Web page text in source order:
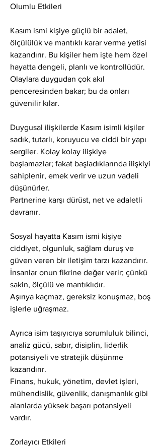
Olumlu Etkileri
Kasım ismi kişiye güçlü bir adalet,
ölçülülük ve mantıklı karar verme yetisi
kazandırır. Bu kişiler hem işte hem özel
hayatta dengeli, planlı ve kontrollüdür.
Olaylara duygudan çok akıl
penceresinden bakar; bu da onları
güvenilir kılar.
Duygusal ilişkilerde Kasım isimli kişiler
sadık, tutarlı, koruyucu ve ciddi bir yapı
sergiler. Kolay kolay ilişkiye
başlamazlar; fakat başladıklarında ilişkiyi
sahiplenir, emek verir ve uzun vadeli
düşünürler.
Partnerine karşı dürüst, net ve adaletli
davranır.
Sosyal hayatta Kasım ismi kişiye
ciddiyet, olgunluk, sağlam duruş ve
güven veren bir iletişim tarzı kazandırır.
İnsanlar onun fikrine değer verir; çünkü
sakin, ölçülü ve mantıklıdır.
Aşırıya kaçmaz, gereksiz konuşmaz, boş
işlerle uğraşmaz.
Ayrıca isim taşıyıcıya sorumluluk bilinci,
analiz gücü, sabır, disiplin, liderlik
potansiyeli ve stratejik düşünme
kazandırır.
Finans, hukuk, yönetim, devlet işleri,
mühendislik, güvenlik, danışmanlık gibi
alanlarda yüksek başarı potansiyeli
vardır.
Zorlayıcı Etkileri